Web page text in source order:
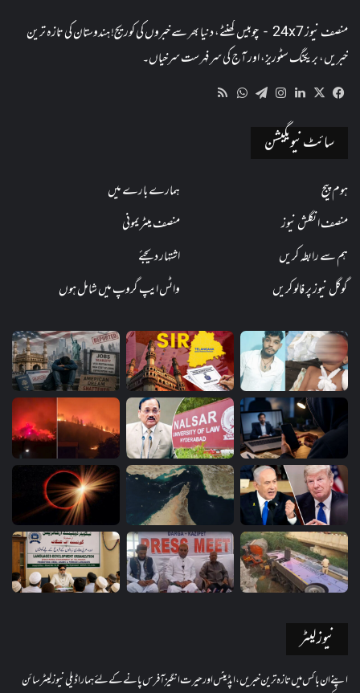
منصف نیوز 24x7 - چوبیس گھنٹے، دنیا بھر سے خبروں کی کوریج! ہندوستان کی تازہ ترین
خبریں، بریکنگ سٹوریز، اور آج کی سرفہرست سرخیاں۔
Facebook
X
LinkedIn
Instagram
Telegram
WhatsApp
سائٹ نیویگیشن
ہوم پیج
ہمارے بارے میں
منصف انگلش نیوز
منصف میٹریمونی
ہم سے رابطہ کریں
اشتہار دیجئے
گوگل نیوز پر فالو کریں
واٹس ایپ گروپ میں شامل ہوں
نیوز لیٹر
اپنے ان باکس میں تازہ ترین خبریں، اپڈیٹس اور حیرت انگیز آفرس پانے کے لئے ہمارا ڈیلی نیوز لیٹر سائن